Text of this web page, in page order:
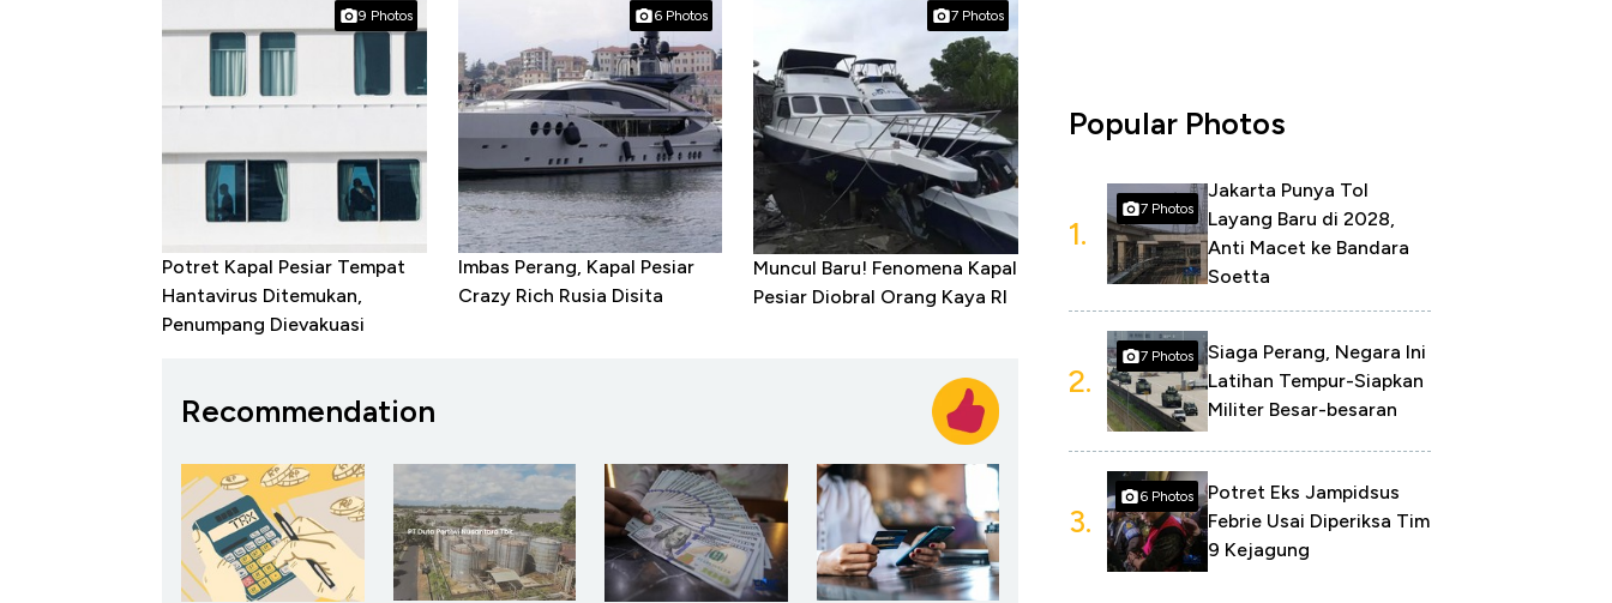
9 Photos
Potret Kapal Pesiar Tempat
Hantavirus Ditemukan,
Penumpang Dievakuasi
6 Photos
Imbas Perang, Kapal Pesiar
Crazy Rich Rusia Disita
7 Photos
Muncul Baru! Fenomena Kapal
Pesiar Diobral Orang Kaya RI
Recommendation
Popular Photos
1.
7 Photos
Jakarta Punya Tol
Layang Baru di 2028,
Anti Macet ke Bandara
Soetta
2.
7 Photos
Siaga Perang, Negara Ini
Latihan Tempur-Siapkan
Militer Besar-besaran
3.
6 Photos
Potret Eks Jampidsus
Febrie Usai Diperiksa Tim
9 Kejagung